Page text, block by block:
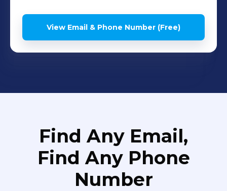
View Email & Phone Number (Free)
Find Any Email,
Find Any Phone
Number